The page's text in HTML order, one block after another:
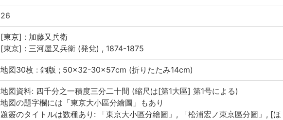
26
[東京] : 加藤又兵衛
[東京] : 三河屋又兵衛 (発兌) , 1874-1875
地図30枚 : 銅版 ; 50×32-30×57cm (折りたたみ14cm)
地図資料: 四千分之一積度三分二十間 (縮尺は[第1大區] 第1号による)
地図の題字欄には「東京大小區分繪圖」もあり
題簽のタイトルは数種あり: 「東京大小區分繪圖」, 「松浦宏ノ東京區分圖」, [ほ